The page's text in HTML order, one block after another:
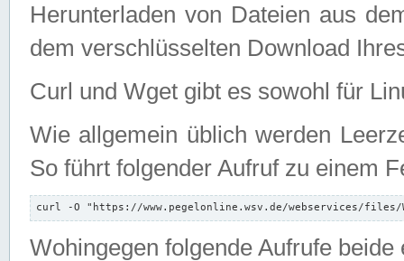
Herunterladen von Dateien aus
dem verschlüsselten Download
Curl und Wget gibt es sowohl für
Wie allgemein üblich werden
So führt folgender Aufruf zu einem
curl -O "https://www.pegelonline.wsv.de/webservices/files/
Wohingegen folgende Aufrufe beide